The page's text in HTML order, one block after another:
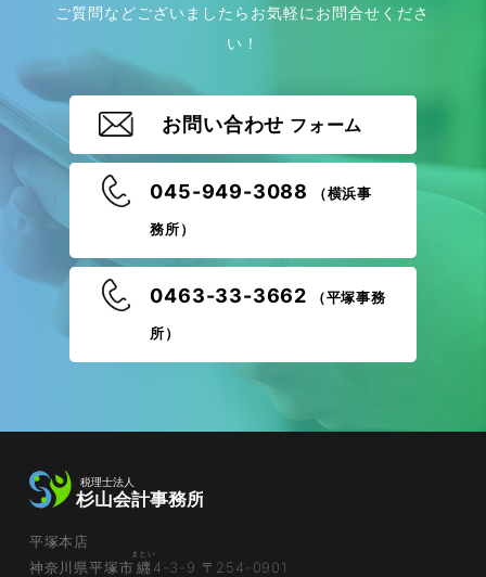
ご質問などございましたらお気軽にお問合せくださ
い！
お問い合わせ フォーム
045-949-3088 （横浜事
務所）
0463-33-3662 （平塚事務
所）
平塚本店
神奈川県平塚市纒
まとい
4-3-9 〒254-0901